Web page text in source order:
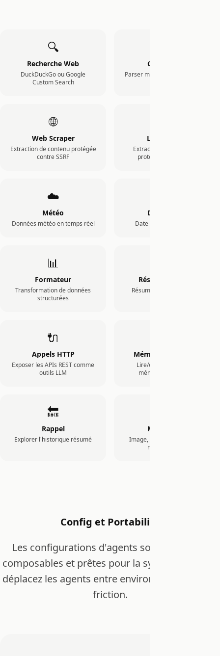
🔍
Recherche Web
DuckDuckGo ou Google
Custom Search
Calculatrice
Parser mathématique sandbox
🌐
Web Scraper
Extraction de contenu protégée
contre SSRF
Lecteur PDF
Extraction de documents
protégée contre SSRF
☁️
Météo
Données météo en temps réel
Date/Heure
Date et heure actuelles
📊
Formateur
Transformation de données
structurées
Résumé de texte
Résumé alimenté par LLM
🔌
Appels HTTP
Exposer les APIs REST comme
outils LLM
Mémoire utilisateur
Lire/écrire/chercher la
mémoire persistante
🔙
Rappel
Explorer l'historique résumé
Multimodal
Image, PDF, audio, vidéo via
routage MIME
Config et Portabilité
Les configurations d'agents sont portables,
composables et prêtes pour la synchronisation,
déplacez les agents entre environnements sans
friction.